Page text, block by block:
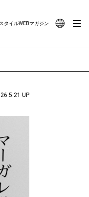
タイルWEBマガジン
UP